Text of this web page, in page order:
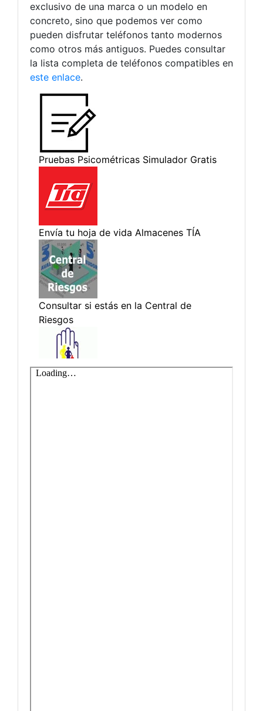
exclusivo de una marca o un modelo en
concreto, sino que podemos ver como
pueden disfrutar teléfonos tanto modernos
como otros más antiguos. Puedes consultar
la lista completa de teléfonos compatibles en
este enlace.